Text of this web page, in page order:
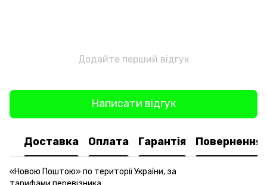
Додайте перший відгук
Написати відгук
Доставка Оплата Гарантія Повернення
«Новою Поштою» по території України, за